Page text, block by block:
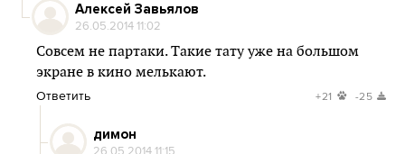
Алексей Завьялов
26.05.2014 11:02
Совсем не партаки. Такие тату уже на большом
экране в кино мелькают.
Ответить +21 -25
димон
26.05.2014 11:15